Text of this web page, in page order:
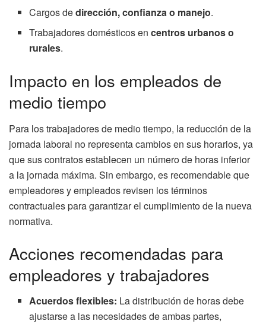
Cargos dedirección, confianza o manejo.
Trabajadores domésticos encentros urbanos o
rurales.
Impacto en los empleados de
medio tiempo
Para los trabajadores de medio tiempo, la reducción de la
jornada laboral no representa cambios en sus horarios, ya
que sus contratos establecen un número de horas inferior
a la jornada máxima. Sin embargo, es recomendable que
empleadores y empleados revisen los términos
contractuales para garantizar el cumplimiento de la nueva
normativa.
Acciones recomendadas para
empleadores y trabajadores
Acuerdos flexibles: La distribución de horas debe
ajustarse a las necesidades de ambas partes,